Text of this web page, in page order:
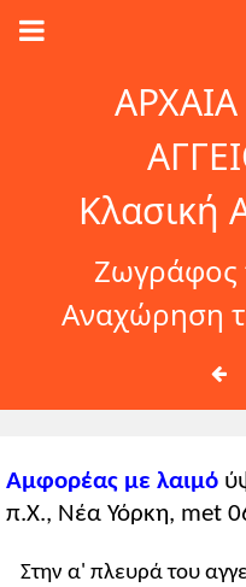
Κλασική
Ζωγράφος
Αναχώρηση
Αμφορέας με λαιμό
π.Χ., Νέα Υόρκη, met
Στην α' πλευρά του